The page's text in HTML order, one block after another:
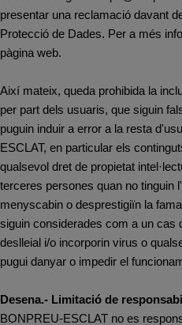
presentar una reclamació davant
Protecció de Dades. Per a més
pàginaweb.
Així mateix, queda prohibida la
per part dels usuaris, que siguin
puguin induir a error a la resta
ESCLAT, en particular els
qualsevol dret de propietat
terceres persones quan no tinguin
menyscabin o desprestigiïn la
siguin considerades com a un cas
deslleial i/o incorporin virus o
pugui danyar o impedir el
Desena.- Limitació de
BONPREU-ESCLAT no es